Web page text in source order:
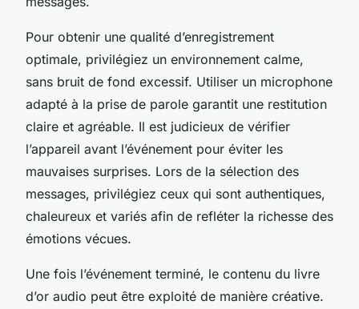
Pour obtenir une qualité d’enregistrement
optimale, privilégiez un environnement calme,
sans bruit de fond excessif. Utiliser un microphone
adapté à la prise de parole garantit une restitution
claire et agréable. Il est judicieux de vérifier
l’appareil avant l’événement pour éviter les
mauvaises surprises. Lors de la sélection des
messages, privilégiez ceux qui sont authentiques,
chaleureux et variés afin de refléter la richesse des
émotions vécues.
Une fois l’événement terminé, le contenu du livre
d’or audio peut être exploité de manière créative.